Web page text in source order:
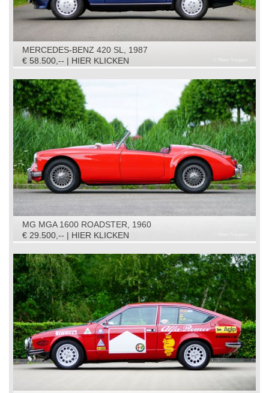
MERCEDES-BENZ 420 SL, 1987
€ 58.500,-- | HIER KLICKEN
MG MGA 1600 ROADSTER, 1960
€ 29.500,-- | HIER KLICKEN